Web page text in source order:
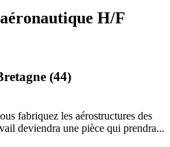
H/F
(44)
fabriquez les aérostructures des
deviendra une pièce qui prendra...